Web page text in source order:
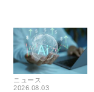
ニュース
2026.08.03